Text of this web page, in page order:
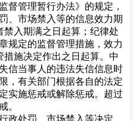
管理暂行办法》的规定，
、市场禁入等的信息效力期
禁入期满之日起算；纪律处
规定的监督管理措施，效力
施决定作出之日起算。中
信当事人的违法失信信息时
，有关部门根据各自的法定
实施惩戒或解除惩戒。超过
。